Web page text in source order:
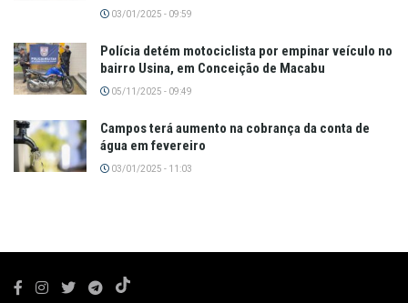
03/01/2025 - 09:59
Polícia detém motociclista por empinar veículo no
bairro Usina, em Conceição de Macabu
05/11/2025 - 09:49
Campos terá aumento na cobrança da conta de
água em fevereiro
03/01/2025 - 11:03